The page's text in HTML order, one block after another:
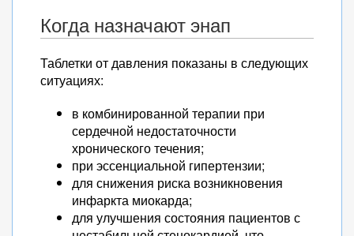
Когда назначают энап
Таблетки от давления показаны в следующих
ситуациях:
в комбинированной терапии при
сердечной недостаточности
хронического течения;
при эссенциальной гипертензии;
для снижения риска возникновения
инфаркта миокарда;
для улучшения состояния пациентов с